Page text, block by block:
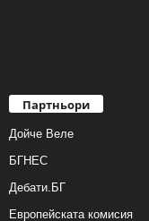
Партньори
Дойче Веле
БГНЕС
Дебати.БГ
Европейската комисия